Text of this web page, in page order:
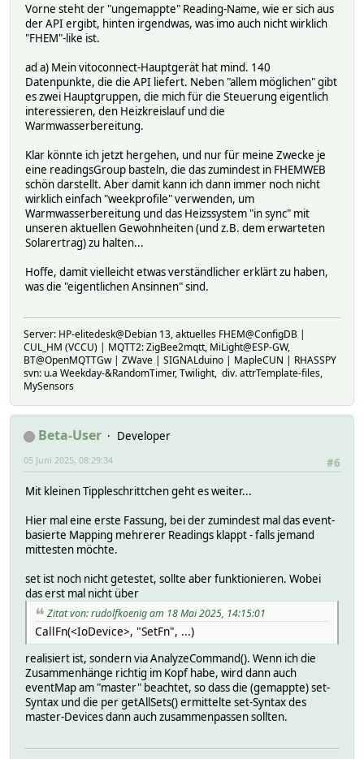
Vorne steht der "ungemappte" Reading-Name, wie er sich aus
der API ergibt, hinten irgendwas, was imo auch nicht wirklich
"FHEM"-like ist.
ad a) Mein vitoconnect-Hauptgerät hat mind. 140
Datenpunkte, die die API liefert. Neben "allem möglichen" gibt
es zwei Hauptgruppen, die mich für die Steuerung eigentlich
interessieren, den Heizkreislauf und die
Warmwasserbereitung.
Klar könnte ich jetzt hergehen, und nur für meine Zwecke je
eine readingsGroup basteln, die das zumindest in FHEMWEB
schön darstellt. Aber damit kann ich dann immer noch nicht
wirklich einfach "weekprofile" verwenden, um
Warmwasserbereitung und das Heizssystem "in sync" mit
unseren aktuellen Gewohnheiten (und z.B. dem erwarteten
Solarertrag) zu halten...
Hoffe, damit vielleicht etwas verständlicher erklärt zu haben,
was die "eigentlichen Ansinnen" sind.
Server: HP-elitedesk@Debian 13, aktuelles FHEM@ConfigDB |
CUL_HM (VCCU) | MQTT2: ZigBee2mqtt, MiLight@ESP-GW,
BT@OpenMQTTGw | ZWave | SIGNALduino | MapleCUN | RHASSPY
svn: u.a Weekday-&RandomTimer, Twilight, div. attrTemplate-files,
MySensors
Beta-User
Developer
#6
05 Juni 2025, 08:29:34
Mit kleinen Tippleschrittchen geht es weiter...
Hier mal eine erste Fassung, bei der zumindest mal das event-
basierte Mapping mehrerer Readings klappt - falls jemand
mittesten möchte.
set ist noch nicht getestet, sollte aber funktionieren. Wobei
das erst mal nicht über
Zitat von: rudolfkoenig am 18 Mai 2025, 14:15:01
CallFn(<IoDevice>, "SetFn", ...)
realisiert ist, sondern via AnalyzeCommand(). Wenn ich die
Zusammenhänge richtig im Kopf habe, wird dann auch
eventMap am "master" beachtet, so dass die (gemappte) set-
Syntax und die per getAllSets() ermittelte set-Syntax des
master-Devices dann auch zusammenpassen sollten.